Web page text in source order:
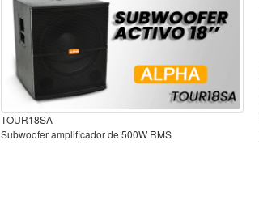
TOUR18SA
Subwoofer amplificador de 500W RMS